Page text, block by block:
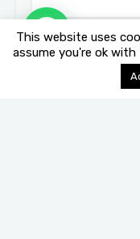
This website uses
assume you're ok